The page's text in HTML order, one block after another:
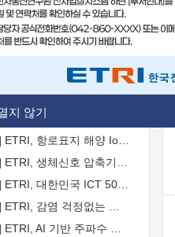
지 않기
[2026-52호] ETRI, ITU-T 자율주행차 국제표준화 주도한다